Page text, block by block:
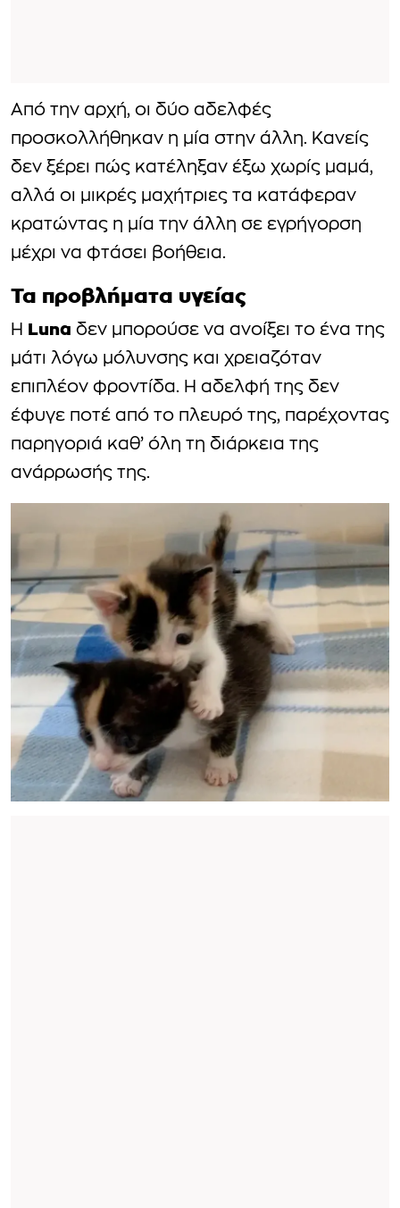
Από την αρχή, οι δύο αδελφές
προσκολλήθηκαν η μία στην άλλη. Κανείς
δεν ξέρει πώς κατέληξαν έξω χωρίς μαμά,
αλλά οι μικρές μαχήτριες τα κατάφεραν
κρατώντας η μία την άλλη σε εγρήγορση
μέχρι να φτάσει βοήθεια.
Τα προβλήματα υγείας
Η Luna δεν μπορούσε να ανοίξει το ένα της
μάτι λόγω μόλυνσης και χρειαζόταν
επιπλέον φροντίδα. Η αδελφή της δεν
έφυγε ποτέ από το πλευρό της, παρέχοντας
παρηγοριά καθ’ όλη τη διάρκεια της
ανάρρωσής της.